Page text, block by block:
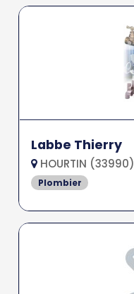
Labbe Thierry
HOURTIN (33990)
Plombier